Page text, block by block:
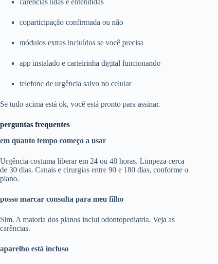
carências lidas e entendidas
coparticipação confirmada ou não
módulos extras incluídos se você precisa
app instalado e carteirinha digital funcionando
telefone de urgência salvo no celular
Se tudo acima está ok, você está pronto para assinar.
perguntas frequentes
em quanto tempo começo a usar
Urgência costuma liberar em 24 ou 48 horas. Limpeza cerca
de 30 dias. Canais e cirurgias entre 90 e 180 dias, conforme o
plano.
posso marcar consulta para meu filho
Sim. A maioria dos planos inclui odontopediatria. Veja as
carências.
aparelho está incluso